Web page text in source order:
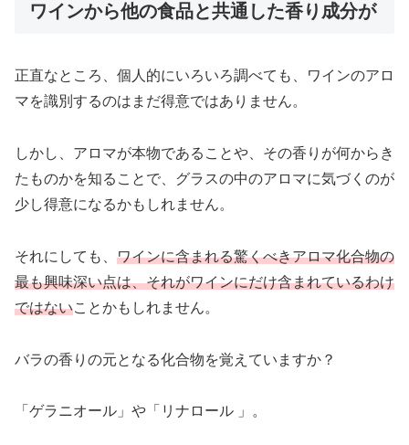
ワインから他の食品と共通した香り成分が
正直なところ、個人的にいろいろ調べても、ワインのアロ
マを識別するのはまだ得意ではありません。
しかし、アロマが本物であることや、その香りが何からき
たものかを知ることで、グラスの中のアロマに気づくのが
少し得意になるかもしれません。
それにしても、 ワインに含まれる驚くべきアロマ化合物の
最も興味深い点は、それがワインにだけ含まれているわけ
ではないことかもしれません。
バラの香りの元となる化合物を覚えていますか？
「ゲラニオール」や「リナロール 」。